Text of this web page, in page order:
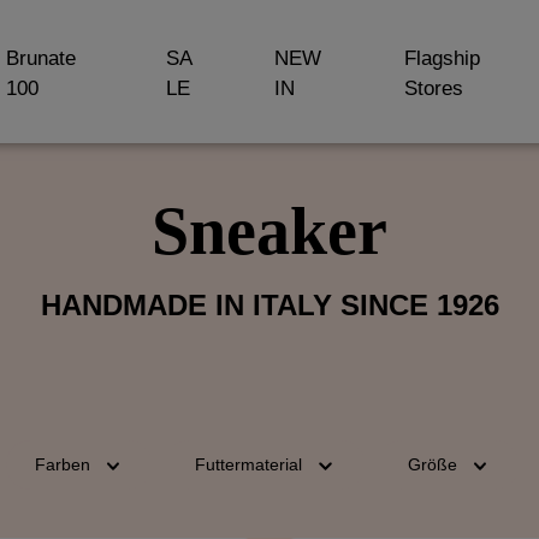
Brunate
100
SA
LE
NEW
IN
Flagship
Stores
Sneaker
HANDMADE IN ITALY SINCE 1926
Farben Futtermaterial Größe